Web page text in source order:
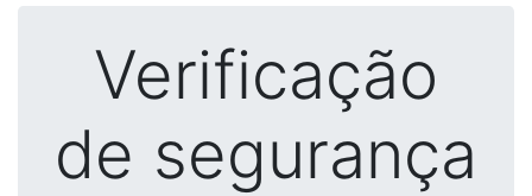
Verificação
de segurança